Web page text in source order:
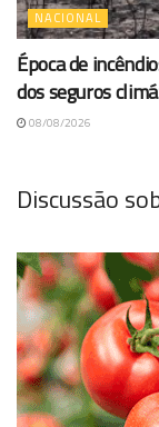
NACIONAL
Época de
dos seguros
08/08/2026
Discussão